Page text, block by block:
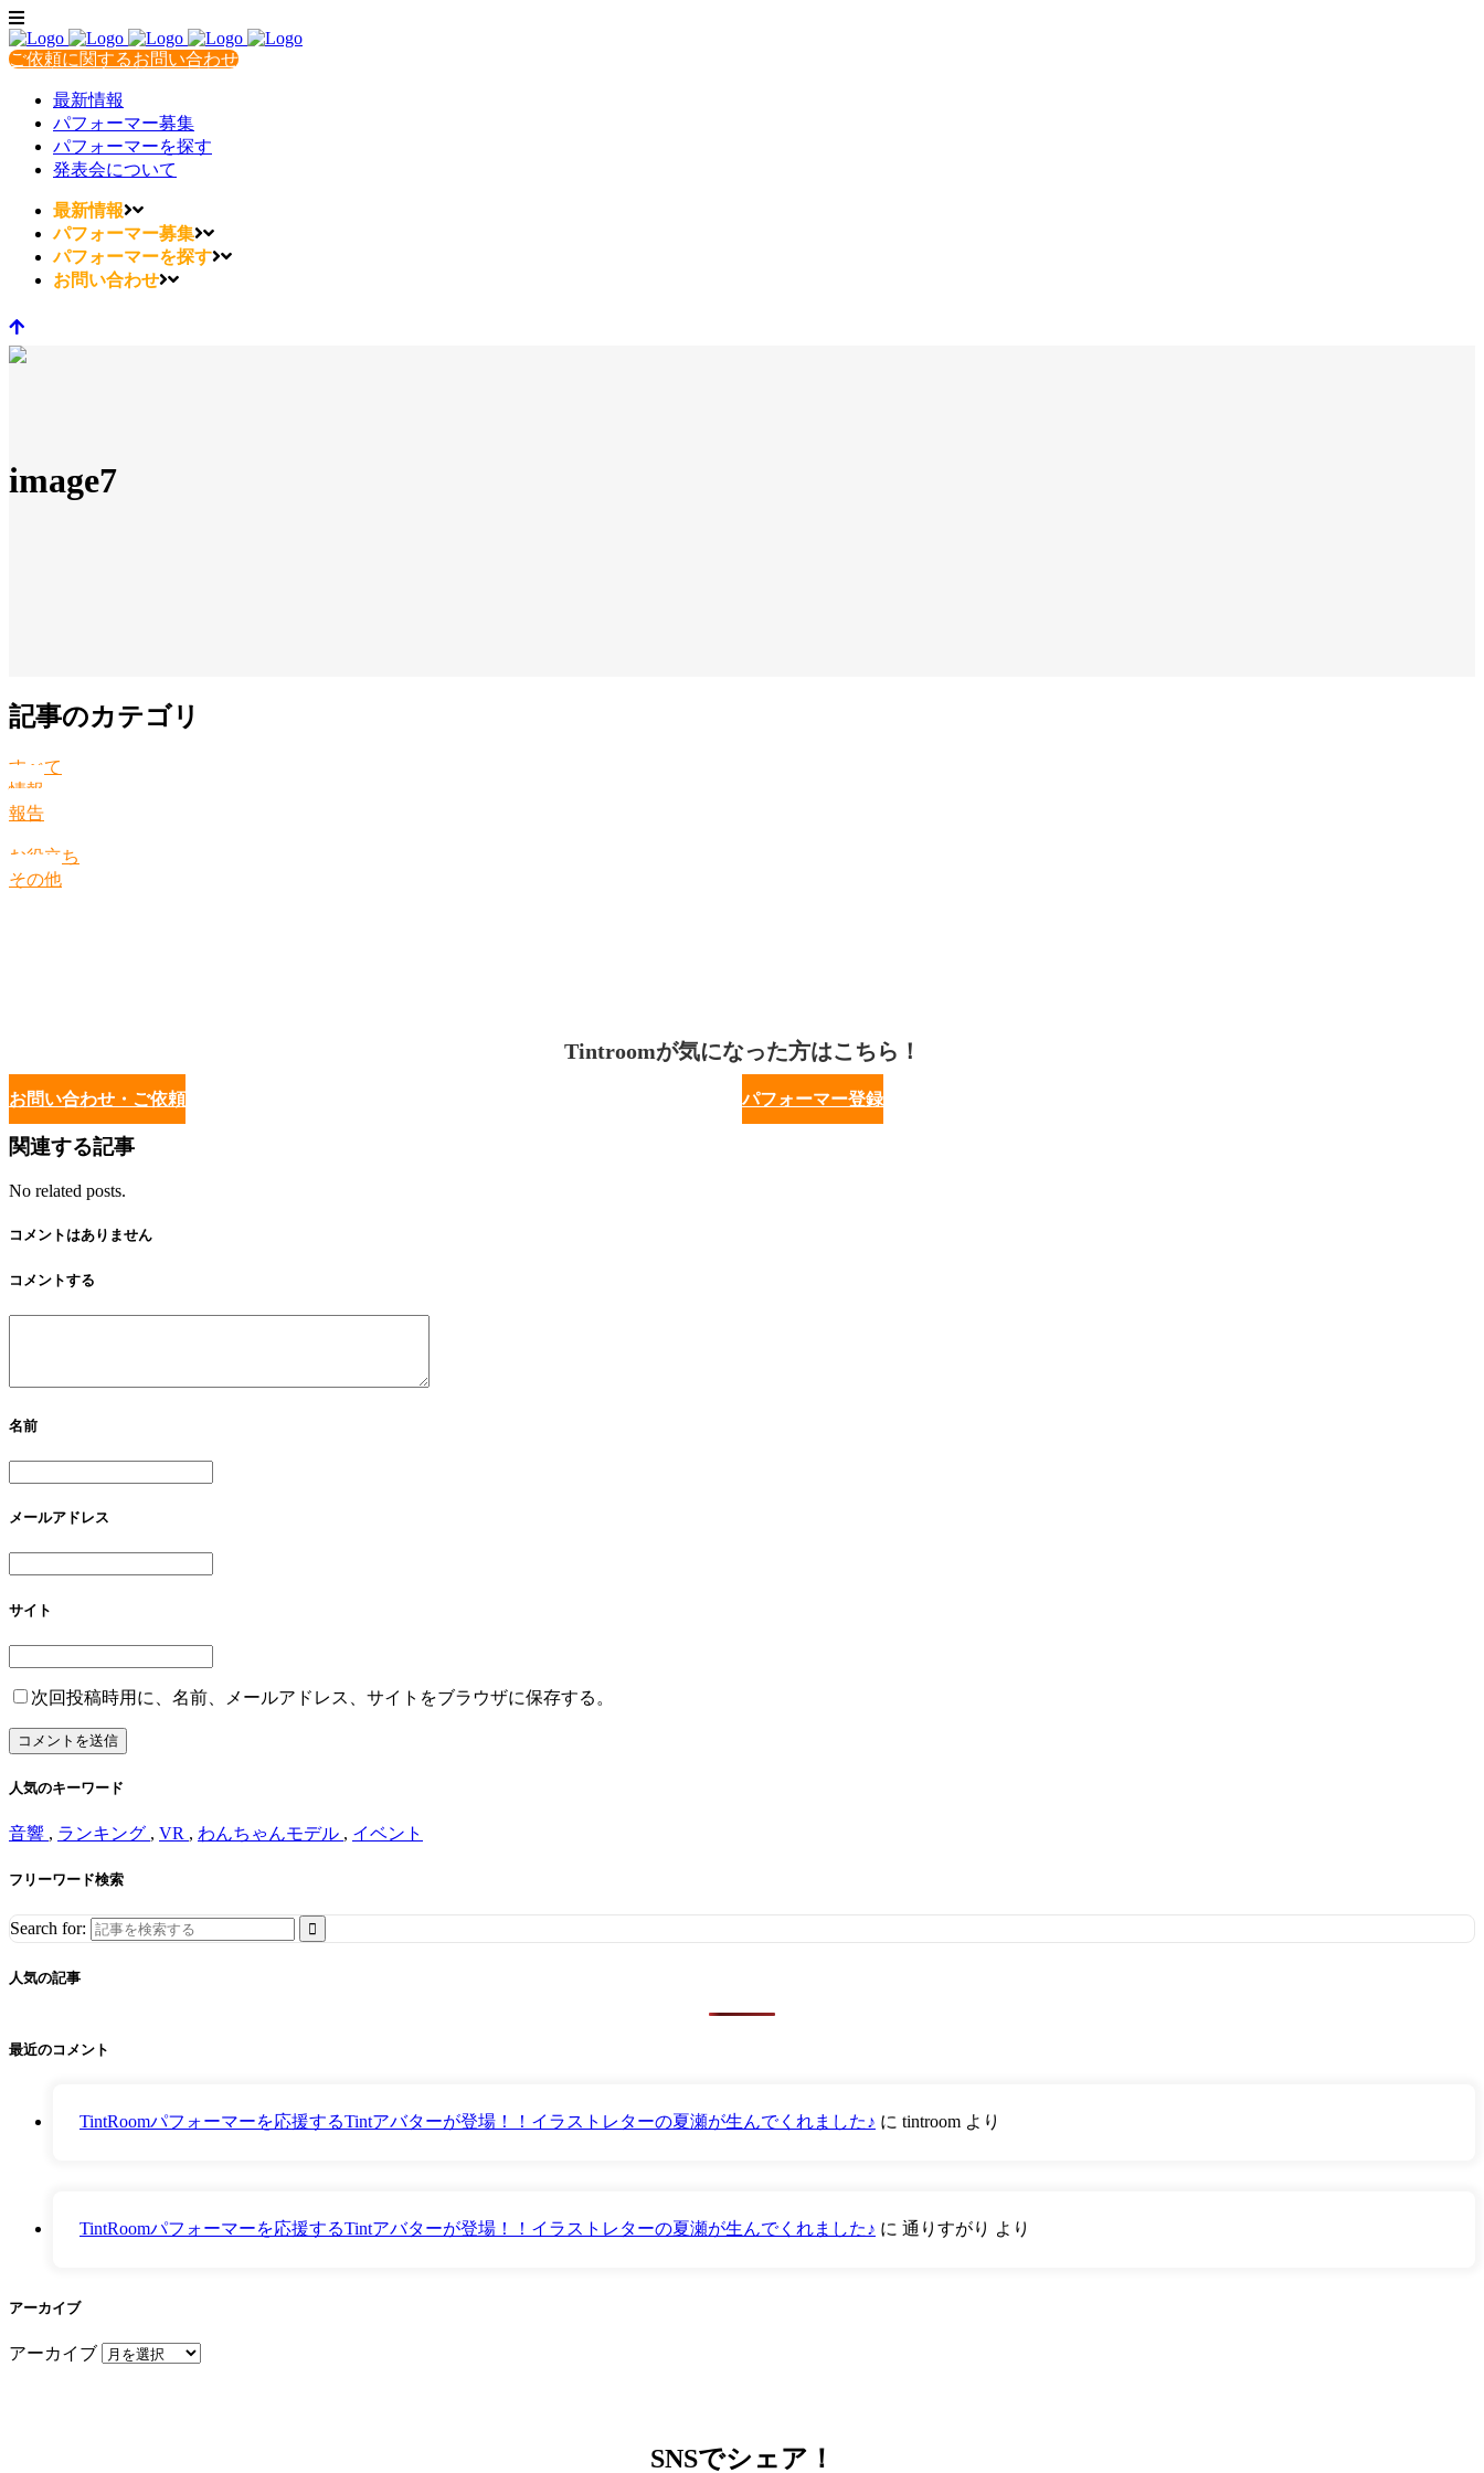
ご依頼に関するお問い合わせ
最新情報
パフォーマー募集
パフォーマーを探す
発表会について
最新情報
パフォーマー募集
パフォーマーを探す
お問い合わせ
image7
記事のカテゴリ
すべて
情報
報告
お役立ち
その他
Tintroomが気になった方はこちら！
お問い合わせ・ご依頼 パフォーマー登録
関連する記事
No related posts.
コメントはありません
コメントする
名前
メールアドレス
サイト
次回投稿時用に、名前、メールアドレス、サイトをブラウザに保存する。
人気のキーワード
音響 , ランキング , VR , わんちゃんモデル , イベント
フリーワード検索
Search for:
人気の記事
最近のコメント
TintRoomパフォーマーを応援するTintアバターが登場！！イラストレターの夏瀬が生んでくれました♪ に tintroom より
TintRoomパフォーマーを応援するTintアバターが登場！！イラストレターの夏瀬が生んでくれました♪ に 通りすがり より
アーカイブ
アーカイブ
SNSでシェア！